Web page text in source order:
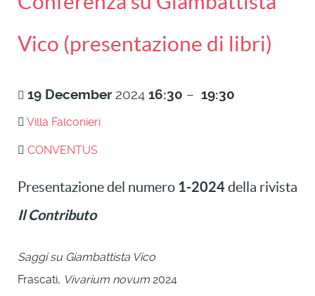
Vico (presentazione di libri)
19 December 2024 16:30 – 19:30
Villa Falconieri
CONVENTUS
Presentazione del numero 1-2024della rivista
Il Contributo
Saggi su Giambattista Vico
Frascati, Vivarium novum 2024